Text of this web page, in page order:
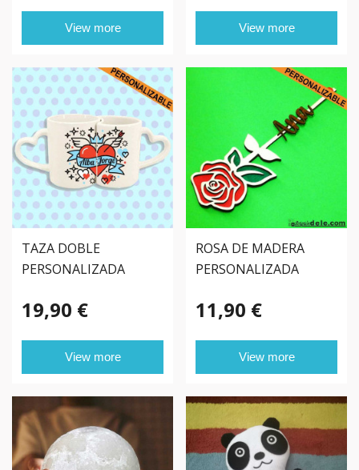
View more View more
TAZA DOBLE
PERSONALIZADA
19,90 €
View more
ROSA DE MADERA
PERSONALIZADA
11,90 €
View more